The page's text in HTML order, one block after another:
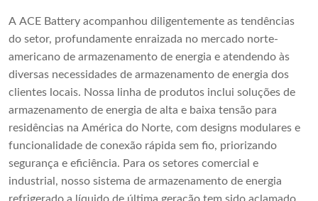
A ACE Battery acompanhou diligentemente as tendências
do setor, profundamente enraizada no mercado norte-
americano de armazenamento de energia e atendendo às
diversas necessidades de armazenamento de energia dos
clientes locais. Nossa linha de produtos inclui soluções de
armazenamento de energia de alta e baixa tensão para
residências na América do Norte, com designs modulares e
funcionalidade de conexão rápida sem fio, priorizando
segurança e eficiência. Para os setores comercial e
industrial, nosso sistema de armazenamento de energia
refrigerado a líquido de última geração tem sido aclamado